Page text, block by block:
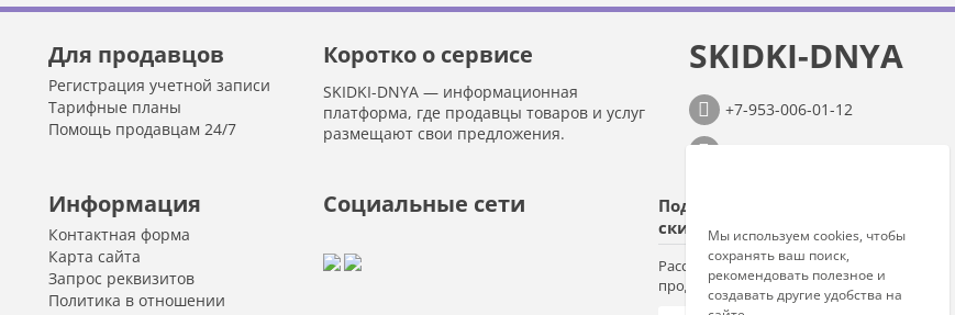
Для продавцов
Регистрация учетной записи
Тарифные планы
Помощь продавцам 24/7
Коротко о сервисе
SKIDKI-DNYA — информационная
платформа, где продавцы товаров и услуг
размещают свои предложения.
SKIDKI-DNYA
+7-953-006-01-12
Информация
Контактная форма
Карта сайта
Запрос реквизитов
Политика в отношении
Социальные сети
Подпишитесь на
скидки!
Рассылки о новых предложениях
продавцов
Мы используем cookies, чтобы
сохранять ваш поиск,
рекомендовать полезное и
создавать другие удобства на